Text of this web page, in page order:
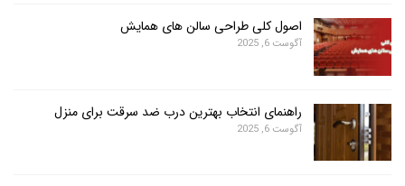
اصول کلی طراحی سالن های همایش
آگوست 6, 2025
راهنمای انتخاب بهترین درب ضد سرقت برای منزل
آگوست 6, 2025